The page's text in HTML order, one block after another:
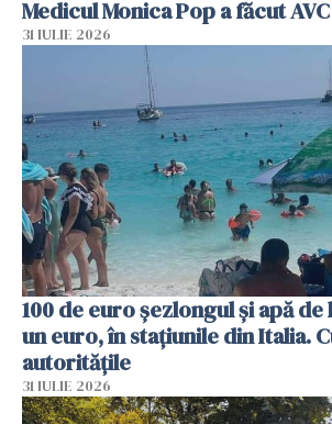
Medicul Monica Pop a făcut AVC
31 IULIE 2026
100 de euro șezlongul și apă
un euro, în stațiunile din Italia.
autoritățile
31 IULIE 2026